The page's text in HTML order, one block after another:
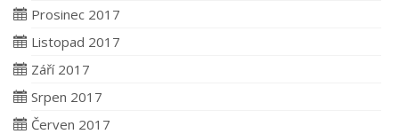
Prosinec 2017
Listopad 2017
Září 2017
Srpen 2017
Červen 2017